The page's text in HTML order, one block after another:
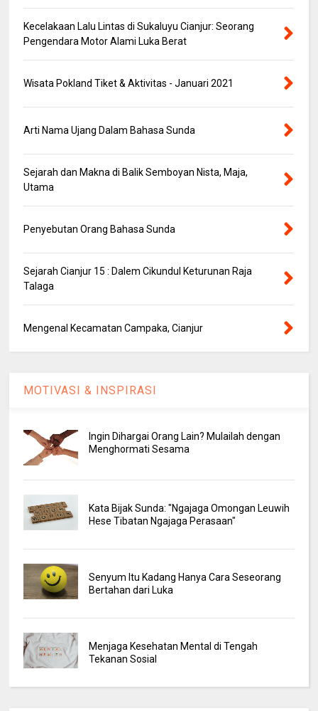
Kecelakaan Lalu Lintas di Sukaluyu Cianjur: Seorang
Pengendara Motor Alami Luka Berat
Wisata Pokland Tiket & Aktivitas - Januari 2021
Arti Nama Ujang Dalam Bahasa Sunda
Sejarah dan Makna di Balik Semboyan Nista, Maja,
Utama
Penyebutan Orang Bahasa Sunda
Sejarah Cianjur 15 : Dalem Cikundul Keturunan Raja
Talaga
Mengenal Kecamatan Campaka, Cianjur
MOTIVASI & INSPIRASI
Ingin Dihargai Orang Lain? Mulailah dengan
Menghormati Sesama
Kata Bijak Sunda: "Ngajaga Omongan Leuwih
Hese Tibatan Ngajaga Perasaan"
Senyum Itu Kadang Hanya Cara Seseorang
Bertahan dari Luka
Menjaga Kesehatan Mental di Tengah
Tekanan Sosial